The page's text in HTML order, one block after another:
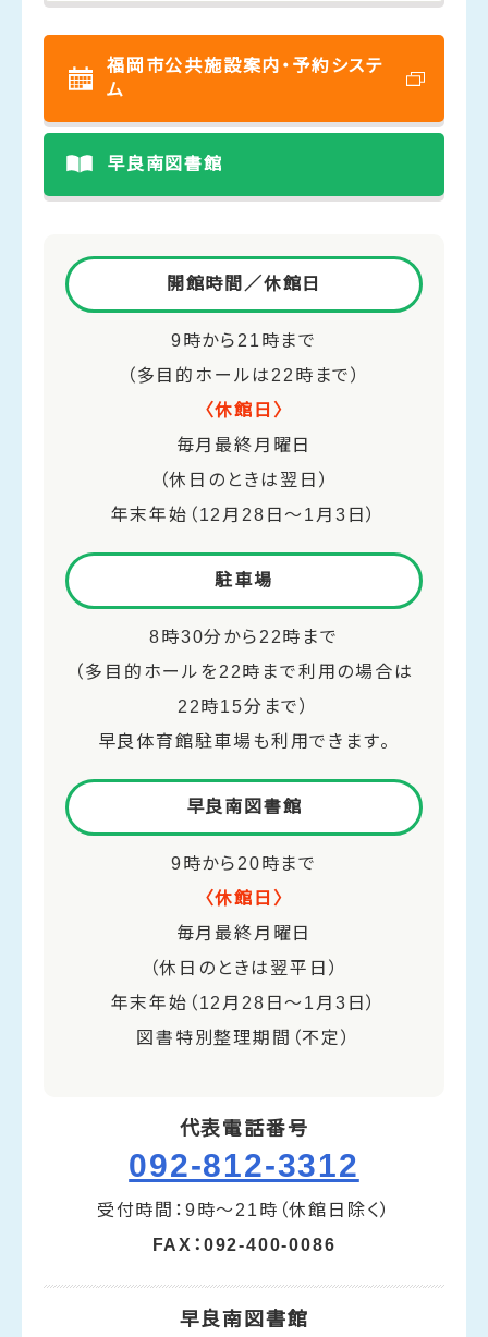
福岡市公共施設案内・予約システ
ム
早良南図書館
開館時間／休館日
9時から21時まで
（多目的ホールは22時まで）
〈休館日〉
毎月最終月曜日
（休日のときは翌日）
年末年始（12月28日～1月3日）
駐車場
8時30分から22時まで
（多目的ホールを22時まで利用の場合は
22時15分まで）
早良体育館駐車場も利用できます。
早良南図書館
9時から20時まで
〈休館日〉
毎月最終月曜日
（休日のときは翌平日）
年末年始（12月28日～1月3日）
図書特別整理期間（不定）
代表電話番号
092-812-3312
受付時間：9時～21時（休館日除く）
FAX：092-400-0086
早良南図書館